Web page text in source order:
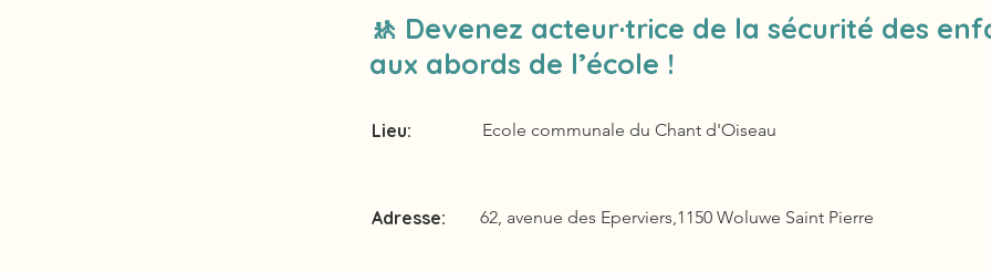
🚸 Devenez acteur·trice de la sécurité des
aux abords de l’école !
Lieu: Ecole communale du Chant d'Oiseau
Adresse: 62, avenue des Eperviers,1150 Woluwe Saint Pierre